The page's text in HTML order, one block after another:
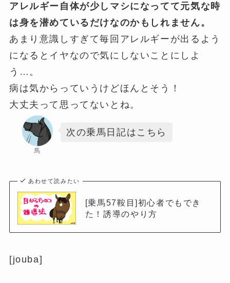
アレルギー自体が少しマシになってて元気な時
は身を潜めているだけなのかもしれません。
あまり意識しすぎて毎回アレルギーが出るよう
になるとイヤなので気にしないことにしよ
う…。
病は気からっていうけどほんとそう！
大丈夫って思ってないとね。
馬
次の乗馬日記はこちら
あわせて読みたい
[乗馬57鞍目]初心者でもでき
た！誘導のやり方
[jouba]